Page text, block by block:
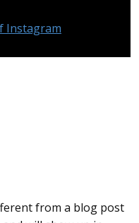
Instagram
from a blog post